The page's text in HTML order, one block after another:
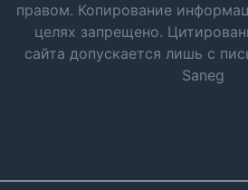
правом. Копирование
целях запрещено.
сайта допускается лишь с
Saneg